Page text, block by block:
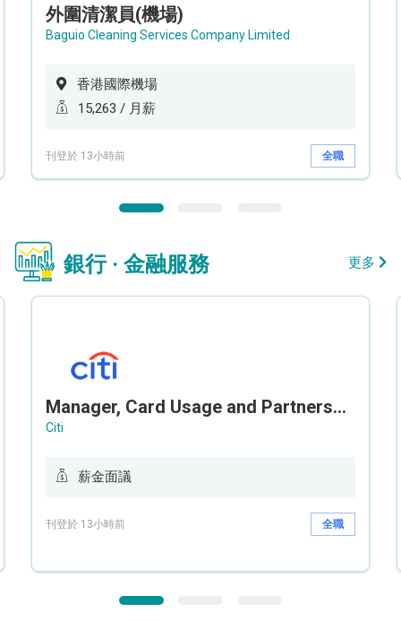
外圍清潔員(機場)
Baguio Cleaning Services Company Limited
香港國際機場
15,263 / 月薪
刊登於 13小時前 全職
銀行 · 金融服務 更多
Manager, Card Usage and Partnership
Citi
薪金面議
刊登於 13小時前 全職